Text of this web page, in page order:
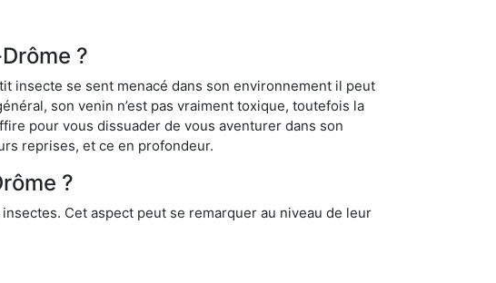
?
insecte se sent menacé dans son environnement il peut
son venin n’est pas vraiment toxique, toutefois la
pour vous dissuader de vous aventurer dans son
reprises, et ce en profondeur.
?
Cet aspect peut se remarquer au niveau de leur